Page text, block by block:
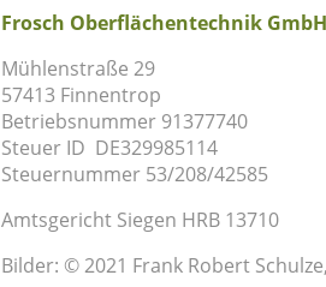
Frosch Oberflächentechnik GmbH
Mühlenstraße 29
57413 Finnentrop
Betriebsnummer 91377740
Steuer ID DE329985114
Steuernummer 53/208/42585
Amtsgericht Siegen HRB 13710
Bilder: © 2021 Frank Robert